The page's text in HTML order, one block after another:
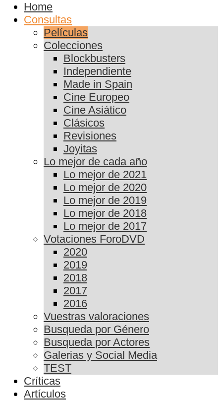
Home
Consultas
Películas
Colecciones
Blockbusters
Independiente
Made in Spain
Cine Europeo
Cine Asiático
Clásicos
Revisiones
Joyitas
Lo mejor de cada año
Lo mejor de 2021
Lo mejor de 2020
Lo mejor de 2019
Lo mejor de 2018
Lo mejor de 2017
Votaciones ForoDVD
2020
2019
2018
2017
2016
Vuestras valoraciones
Busqueda por Género
Busqueda por Actores
Galerias y Social Media
TEST
Críticas
Artículos